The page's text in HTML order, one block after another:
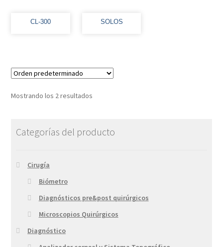
CL-300 SOLOS
Mostrando los 2 resultados
Categorías del producto
Cirugía
Biómetro
Diagnósticos pre&post quirúrgicos
Microscopios Quirúrgicos
Diagnóstico